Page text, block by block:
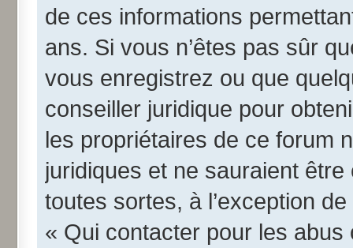
de ces informations
ans. Si vous n’êtes pas sûr
vous enregistrez ou que
conseiller juridique pour
les propriétaires de ce forum
juridiques et ne sauraient
toutes sortes, à l’exception
« Qui contacter pour les